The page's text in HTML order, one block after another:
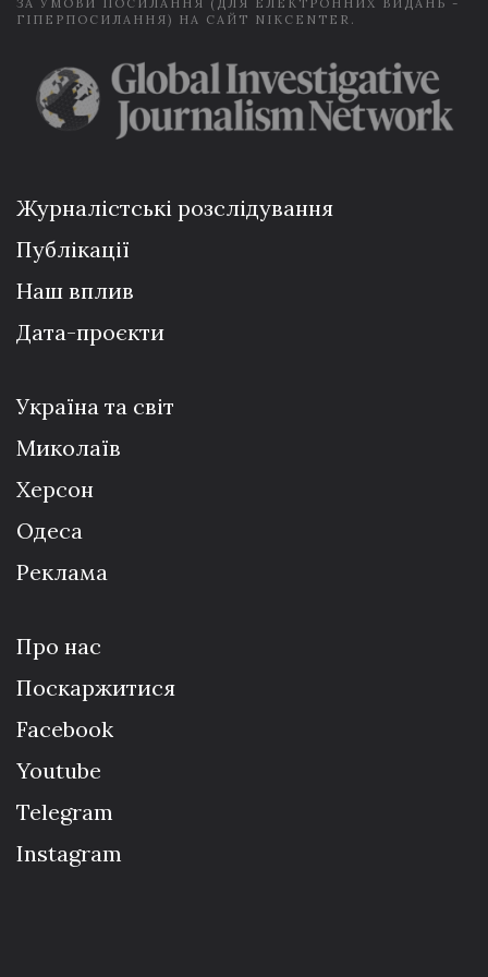
ЗА УМОВИ ПОСИЛАННЯ (ДЛЯ ЕЛЕКТРОННИХ ВИДАНЬ -
ГІПЕРПОСИЛАННЯ) НА САЙТ NIKCENTER.
Журналістські розслідування
Публікації
Наш вплив
Дата-проєкти
Україна та світ
Миколаїв
Херсон
Одеса
Реклама
Про нас
Поскаржитися
Facebook
Youtube
Telegram
Instagram